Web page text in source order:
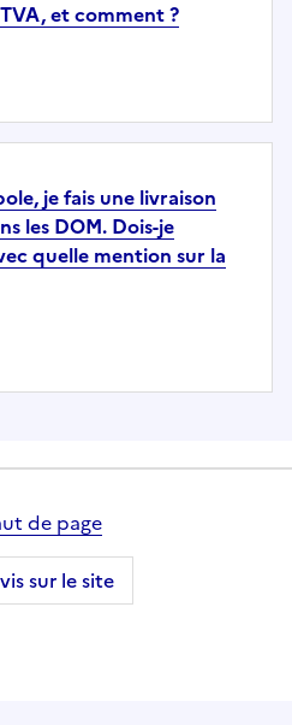
et comment ?
je fais une livraison
les DOM. Dois-je
quelle mention sur la
de page
sur le site